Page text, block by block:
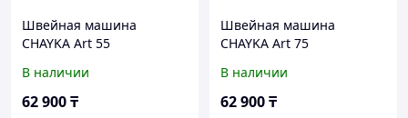
Швейная машина
CHAYKA Art 55
В наличии
62 900₸
Швейная машина
CHAYKA Art 75
В наличии
62 900₸